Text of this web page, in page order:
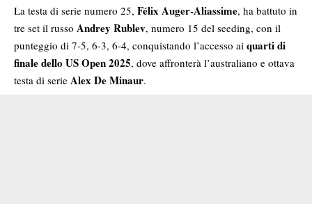
La testa di serie numero 25, Félix Auger-Aliassime, ha battuto in
tre set il russo Andrey Rublev, numero 15 del seeding, con il
punteggio di 7-5, 6-3, 6-4, conquistando l’accesso ai quarti di
finale dello US Open 2025, dove affronterà l’australiano e ottava
testa di serie Alex De Minaur.